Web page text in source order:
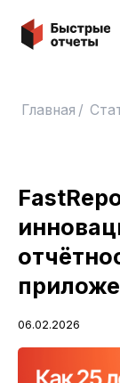
Быстрые отчеты
Главная /
06.02.2026